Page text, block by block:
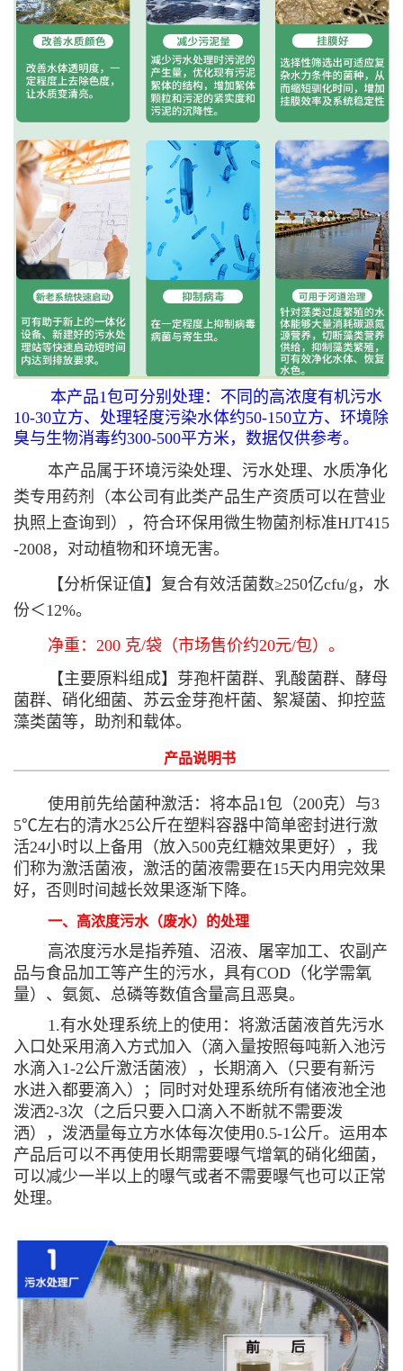
本产品1包可分别处理：不同的高浓度有机污水
10-30立方、处理轻度污染水体约50-150立方、环境除
臭与生物消毒约300-500平方米，数据仅供参考。
本产品属于环境污染处理、污水处理、水质净化
类专用药剂（本公司有此类产品生产资质可以在营业
执照上查询到），符合环保用微生物菌剂标准HJT415
-2008，对动植物和环境无害。
【分析保证值】复合有效活菌数≥250亿cfu/g，水
份＜12%。
净重：200 克/袋（市场售价约20元/包）。
【主要原料组成】芽孢杆菌群、乳酸菌群、酵母
菌群、硝化细菌、苏云金芽孢杆菌、絮凝菌、抑控蓝
藻类菌等，助剂和载体。
产品说明书
使用前先给菌种激活：将本品1包（200克）与3
5℃左右的清水25公斤在塑料容器中简单密封进行激
活24小时以上备用（放入500克红糖效果更好），我
们称为激活菌液，激活的菌液需要在15天内用完效果
好，否则时间越长效果逐渐下降。
一、高浓度污水（废水）的处理
高浓度污水是指养殖、沼液、屠宰加工、农副产
品与食品加工等产生的污水，具有COD（化学需氧
量）、氨氮、总磷等数值含量高且恶臭。
1.有水处理系统上的使用：将激活菌液首先污水
入口处采用滴入方式加入（滴入量按照每吨新入池污
水滴入1-2公斤激活菌液），长期滴入（只要有新污
水进入都要滴入）；同时对处理系统所有储液池全池
泼洒2-3次（之后只要入口滴入不断就不需要泼
洒），泼洒量每立方水体每次使用0.5-1公斤。运用本
产品后可以不再使用长期需要曝气增氧的硝化细菌，
可以减少一半以上的曝气或者不需要曝气也可以正常
处理。